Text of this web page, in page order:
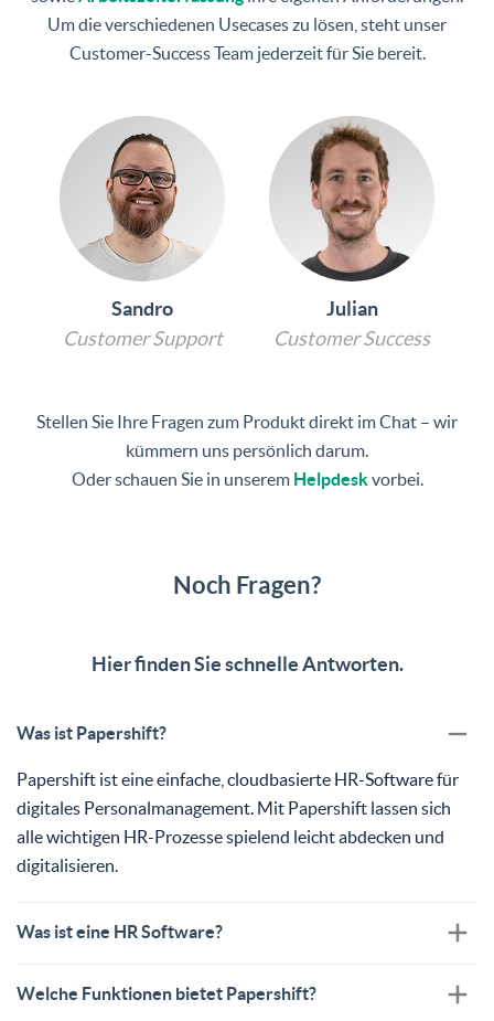
Um die verschiedenen Usecases zu lösen, steht unser
Customer-Success Team jederzeit für Sie bereit.
Sandro
Customer Support
Julian
Customer Success
Stellen Sie Ihre Fragen zum Produkt direkt im Chat – wir
kümmern uns persönlich darum.
Oder schauen Sie in unserem Helpdeskvorbei.
Noch Fragen?
Hier finden Sie schnelle Antworten.
Was ist Papershift?
Papershift ist eine einfache, cloudbasierte HR-Software für
digitales Personalmanagement. Mit Papershift lassen sich
alle wichtigen HR-Prozesse spielend leicht abdecken und
digitalisieren.
Was ist eine HR Software?
Welche Funktionen bietet Papershift?